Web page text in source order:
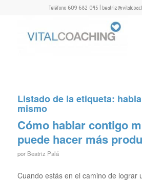
Teléfono 609 682 045 |
Listado de la etiqueta:
mismo
Cómo hablar contigo
puede hacer más
por Beatriz Palá
Cuando estás en el camino de lograr